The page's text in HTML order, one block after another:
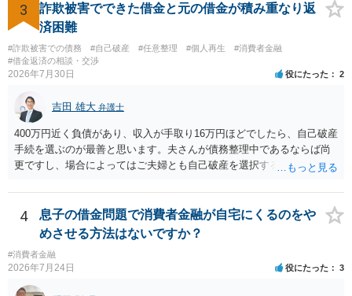
3
詐欺被害でできた借金と元の借金が積み重なり返
済困難
#詐欺被害での債務 #自己破産 #任意整理 #個人再生
#消費者金融
#借金返済の相談・交渉
2026年7月30日 役にたった 2
吉田 雄大 弁護士
400万円近く負債があり、収入が手取り16万円ほどでしたら、自己破産
手続を選ぶのが最善と思います。夫さんが債務整理中であるならば尚
更ですし、場合によってはご夫婦とも自己破産を選択する方法もある
4
息子の借金問題で消費者金融が自宅にくるのをや
めさせる方法はないですか？
#消費者金融
2026年7月24日 役にたった 3